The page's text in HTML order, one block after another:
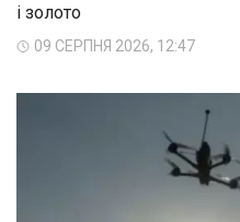
і золото
09 СЕРПНЯ 2026, 12:47